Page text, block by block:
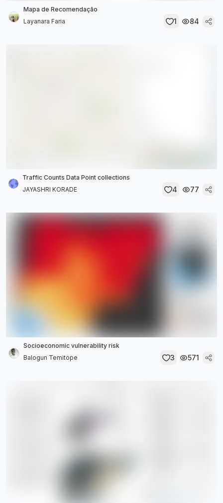
Mapa de Recomendação
Layanara Faria
1 84
Traffic Counts Data Point collections
JAYASHRI KORADE
4 77
Socioeconomic vulnerability risk
Balogun Temitope
3 571